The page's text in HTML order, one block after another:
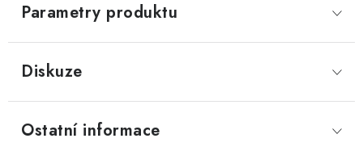
Parametry produktu
Diskuze
Ostatní informace